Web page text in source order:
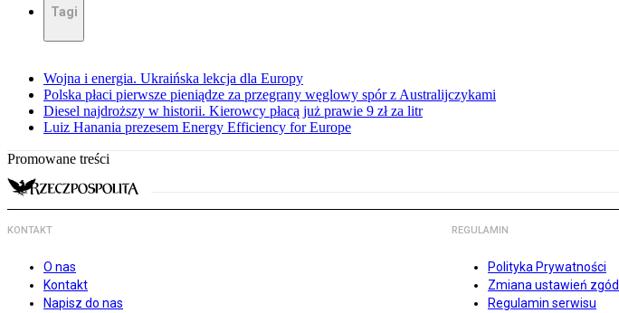
Tagi
Wojna i energia. Ukraińska lekcja dla Europy
Polska płaci pierwsze pieniądze za przegrany węglowy spór z Australijczykami
Diesel najdroższy w historii. Kierowcy płacą już prawie 9 zł za litr
Luiz Hanania prezesem Energy Efficiency for Europe
Promowane treści
KONTAKT
O nas
Kontakt
Napisz do nas
REGULAMIN
Polityka Prywatności
Zmiana ustawień zgód
Regulamin serwisu